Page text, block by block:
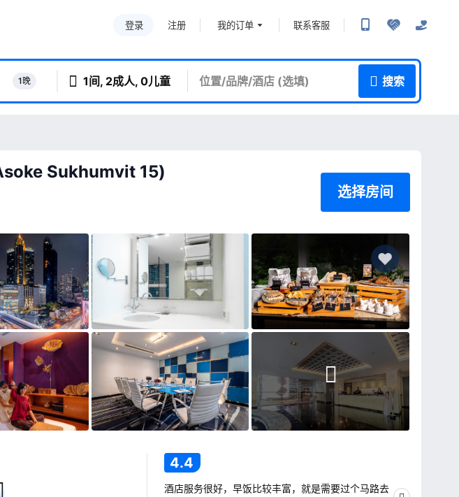
登录 注册 我的订单 联系客服
1晚 1间, 2成人, 0儿童 搜索
Sukhumvit 15)
选择房间
4.4
酒店服务很好，早饭比较丰富，就是需要过个马路去